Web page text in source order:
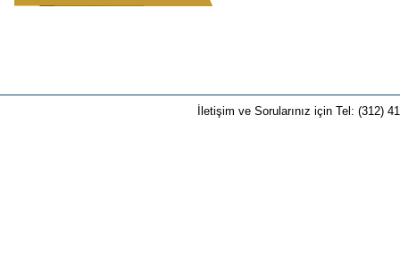
İletişim ve Sorularınız için Tel: (312)